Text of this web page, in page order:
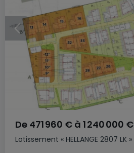
Lotissement « HELLANGE 2807 LK »
De 471 960 € à 1 240 000 €